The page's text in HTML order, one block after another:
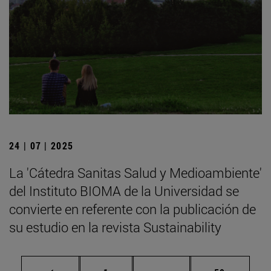
24 | 07 | 2025
La 'Cátedra Sanitas Salud y Medioambiente'
del Instituto BIOMA de la Universidad se
convierte en referente con la publicación de
su estudio en la revista Sustainability